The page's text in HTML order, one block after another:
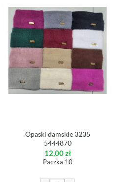
Opaski damskie 3235
5444870
12,00zł
Paczka 10